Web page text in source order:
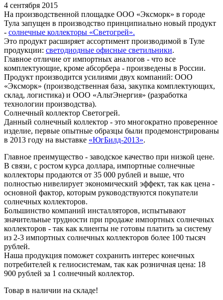
4 сентября 2015
На производственной площадке ООО «Эксморк» в городе
Тула запущен в производство принципиально новый продукт
- солнечные коллекторы «Светогрей».
Это продукт расширяет ассортимент производимой в Туле
продукции: светодиодные офисные светильники.
Главное отличие от импортных аналогов - что все
комплектующие, кроме абсорбера - произведены в России.
Продукт производится усилиями двух компаний: ООО
«Эксморк» (производственная база, закупка комплектующих,
склад, логистика) и ООО «АльтЭнергия» (разработка
технологии производства).
Солнечный коллектор Светогрей.
Данный солнечный коллектор - это многократно проверенное
изделие, первые опытные образцы были продемонстрированы
в 2013 году на выставке «ЮгБилд-2013».
Главное преимущество - заводское качество при низкой цене.
В связи, с ростом курса доллара, импортные солнечные
коллекторы продаются от 35 000 рублей и выше, что
полностью нивелирует экономический эффект, так как цена -
основной фактор, которым руководствуются покупатели
солнечных коллекторов.
Большинство компаний инсталляторов, испытывают
значительные трудности при продаже импортных солнечных
коллекторов - так как клиенты не готовы платить за систему
из 2-3 импортных солнечных коллекторов более 100 тысяч
рублей.
Наша продукция поможет сохранить интерес конечных
потребителей к гелиосистемам, так как розничная цена: 18
900 рублей за 1 солнечный коллектор.
Товар в наличии на складе!